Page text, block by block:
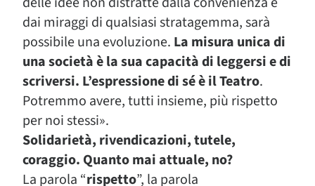
dai miraggi di qualsiasi stratagemma, sarà
possibile una evoluzione. La misura unica di
una società è la sua capacità di leggersi e di
scriversi. L’espressione di sé è il Teatro.
Potremmo avere, tutti insieme, più rispetto
per noi stessi».
Solidarietà, rivendicazioni, tutele,
coraggio. Quanto mai attuale, no?
La parola “rispetto”, la parola